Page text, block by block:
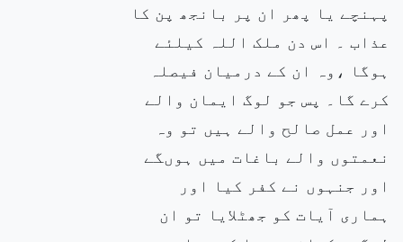
پہنچے یا پھر ان پر بانجھ پن کا
عذاب ۔ اس دن ملک اللہ کیلئے
ہوگا ،وہ ان کے درمیان فیصلہ
کرے گا۔ پس جو لوگ ایمان والے
اور عمل صالح والے ہیں تو وہ
نعمتوں والے باغات میں ہوںگے
اور جنہوں نے کفر کیا اور
ہماری آیات کو جھٹلایا تو ان